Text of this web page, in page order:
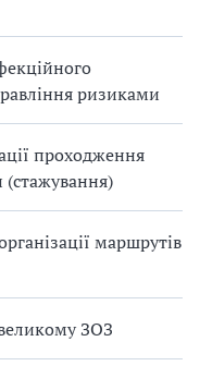
ризиками
проходження
(стажування)
маршрутів
ЗОЗ